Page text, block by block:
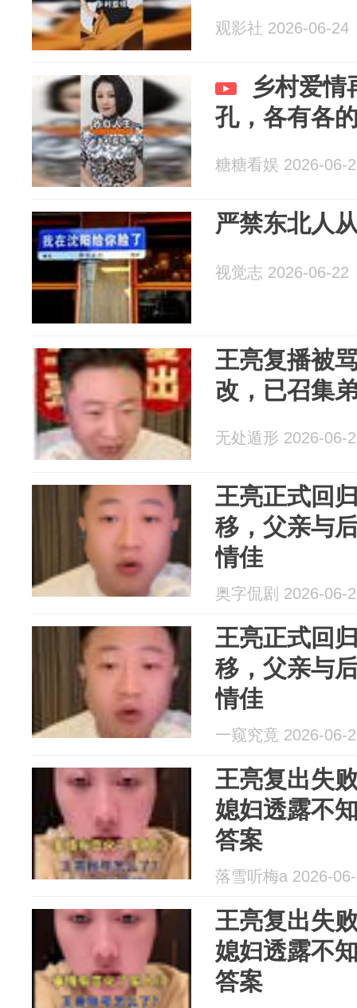
观影社 2026-06-24
乡村爱情
孔，各有各
糖糖看娱 2026-06-
严禁东北人
视觉志 2026-06-22
王亮复播被
改，已召集
无处遁形 2026-06-
王亮正式回
移，父亲与
情佳
奥字侃剧 2026-06-
王亮正式回
移，父亲与
情佳
一窥究竟 2026-06-
王亮复出失
媳妇透露不
答案
落雪听梅a 2026-
王亮复出失
媳妇透露不
答案